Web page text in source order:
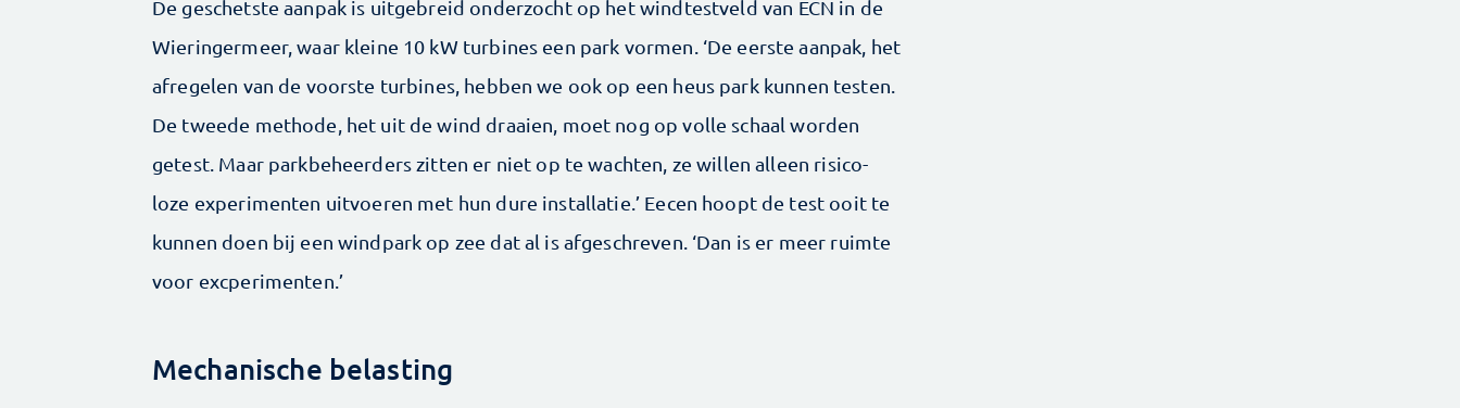
De geschetste aanpak is uitgebreid onderzocht op het windtestveld van ECN in de
Wieringermeer, waar kleine 10 kW turbines een park vormen. ‘De eerste aanpak, het
afregelen van de voorste turbines, hebben we ook op een heus park kunnen testen.
De tweede methode, het uit de wind draaien, moet nog op volle schaal worden
getest. Maar parkbeheerders zitten er niet op te wachten, ze willen alleen risico-
loze experimenten uitvoeren met hun dure installatie.’ Eecen hoopt de test ooit te
kunnen doen bij een windpark op zee dat al is afgeschreven. ‘Dan is er meer ruimte
voor excperimenten.’
Mechanische belasting